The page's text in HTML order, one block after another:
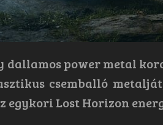
dallamos power metal
csemballó
egykori Lost Horizon